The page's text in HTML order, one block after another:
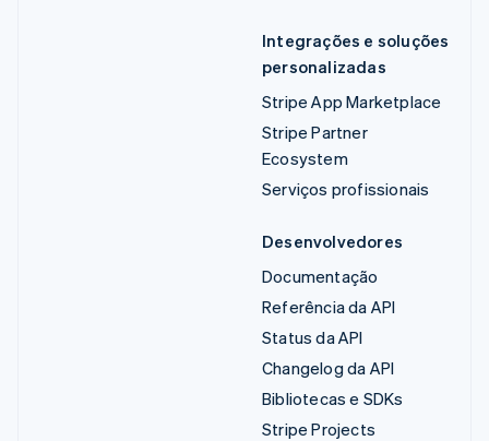
Integrações e soluções
personalizadas
Stripe App Marketplace
Stripe Partner
Ecosystem
Serviços profissionais
Desenvolvedores
Documentação
Referência da API
Status da API
Changelog da API
Bibliotecas e SDKs
Stripe Projects